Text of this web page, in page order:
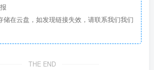
储在云盘，如发现链接失效，请联系我们我们
THE END